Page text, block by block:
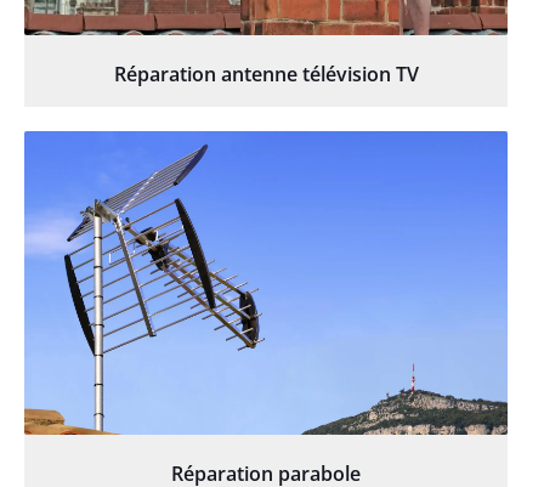
Réparation antenne télévision TV
Réparation parabole